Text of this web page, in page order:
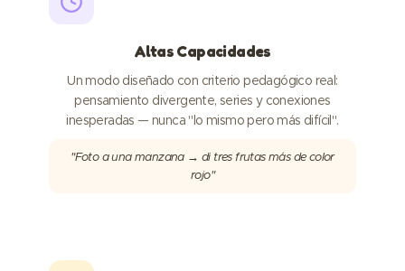
Altas Capacidades
Un modo diseñado con criterio pedagógico real:
pensamiento divergente, series y conexiones
inesperadas — nunca "lo mismo pero más difícil".
"Foto a una manzana → di tres frutas más de color
rojo"